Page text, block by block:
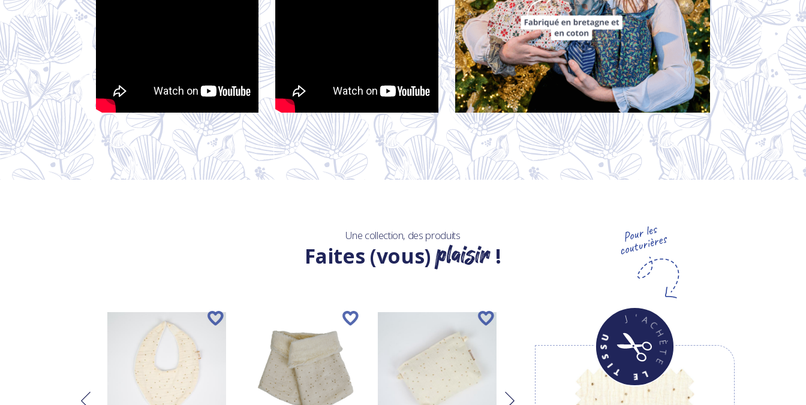
Une collection, des produits
Faites (vous)plaisir!